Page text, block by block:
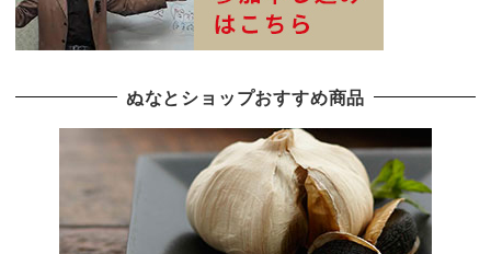
ぬなとショップおすすめ商品